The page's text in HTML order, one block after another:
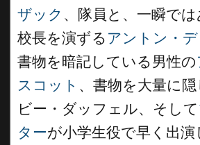
ザック 、隊員と、一瞬で
校長を演ずる アントン・
書物を暗記している男性の
スコット 、書物を大量に
ビー・ダッフェル、そして
ターが小学生役で早く出演